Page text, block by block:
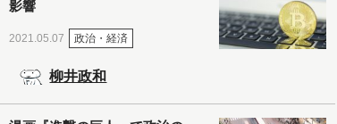
影響
2021.05.07 政治・経済
柳井政和